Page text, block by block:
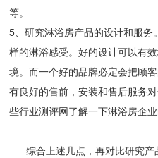
等。
5、研究淋浴房产品的设计和服
样的淋浴感受。好的设计可以有
境。而一个好的品牌必定会把顾
有良好的售前，安装和售后服务
些行业测评网了解一下淋浴房企业
综合上述几点，再对比研究产